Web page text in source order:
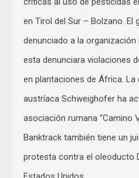
en Tirol del Sur – Bolzano. El
denunciado a la organización
esta denunciara violaciones
en plantaciones de África. La
austríaca Schweighofer ha
asociación rumana “Camino
Banktrack también tiene un
protesta contra el oleoducto